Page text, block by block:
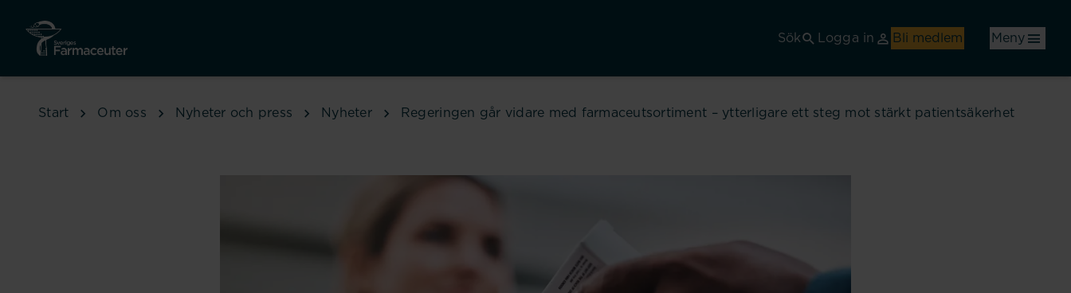
Sök
Logga in Bli medlem Meny
Start Om oss Nyheter och press Nyheter Regeringen går vidare med farmaceutsortiment – ytterligare ett steg mot stärkt patientsäkerhet